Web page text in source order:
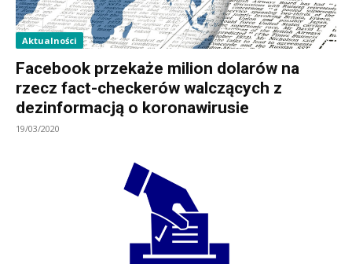
Aktualności
Facebook przekaże milion dolarów na
rzecz fact-checkerów walczących z
dezinformacją o koronawirusie
19/03/2020